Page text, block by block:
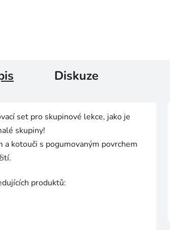
Diskuze
set pro skupinové lekce, jako je
skupiny!
a kotouči s pogumovaným povrchem
produktů: